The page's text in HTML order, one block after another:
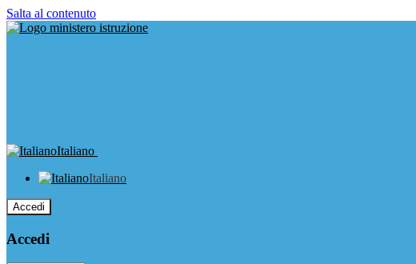
Salta al contenuto
Italiano
Italiano
Accedi
Accedi